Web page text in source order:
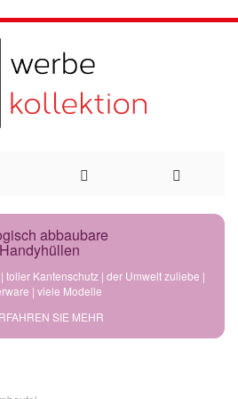
abbaubare
Handyhüllen
toller Kantenschutz | der Umwelt zuliebe |
| viele Modelle
SIE MEHR